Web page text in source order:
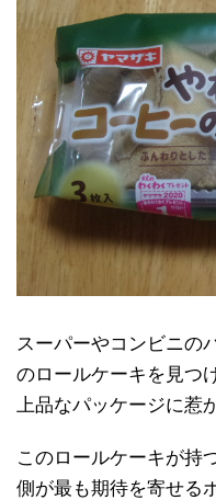
スーパーやコンビニの
のロールケーキを見つ
上品なパッケージに惹
このロールケーキが持
側が最も期待を寄せる